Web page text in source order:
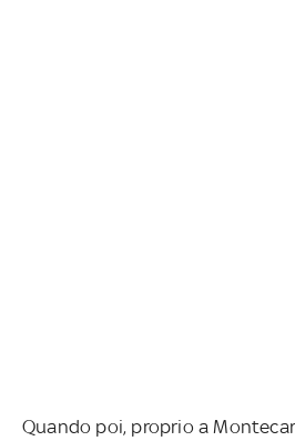
Quando poi, proprio a